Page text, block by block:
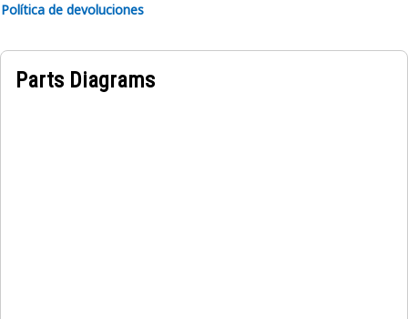
Política de devoluciones
Parts Diagrams